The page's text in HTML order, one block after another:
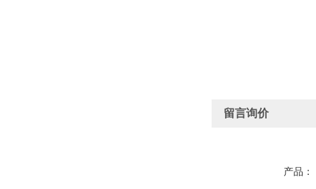
留言询价
产品：